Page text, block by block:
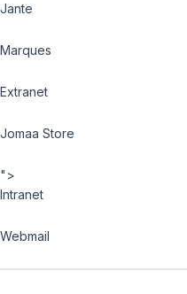
Jante
Marques
Extranet
Jomaa Store
">
Intranet
Webmail